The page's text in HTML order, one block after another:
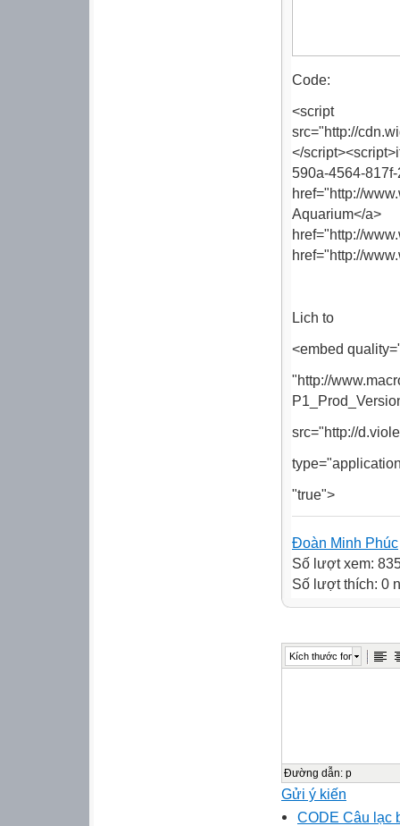
Code:
src="http://
</
590a-4564-
href="http://
href="http://
href="http://
Lich to
<embed
"http://
src="http://
"true">
Đoàn Minh Phúc
Số lượt xem:
Số lượt thích: 0
Kích thước font
Đường dẫn: p
Gửi ý kiến
CODE Câu lạc